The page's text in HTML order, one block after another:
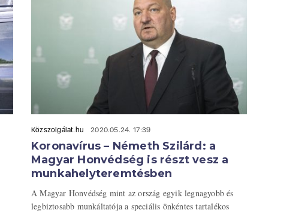
Közszolgálat.hu 2020.05.24. 17:39
Koronavírus – Németh Szilárd: a
Magyar Honvédség is részt vesz a
munkahelyteremtésben
A Magyar Honvédség mint az ország egyik legnagyobb és
legbiztosabb munkáltatója a speciális önkéntes tartalékos